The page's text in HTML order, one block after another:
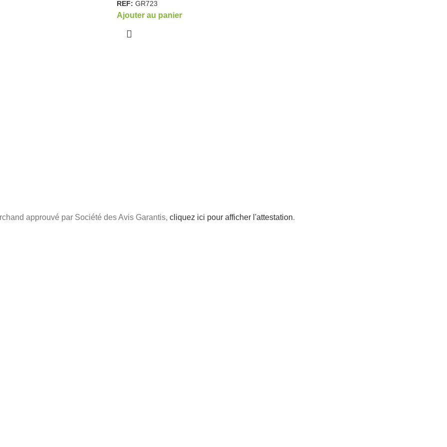
REF: GR723
Ajouter au panier
approuvé par Société des Avis Garantis, cliquez ici pour afficher l'attestation.